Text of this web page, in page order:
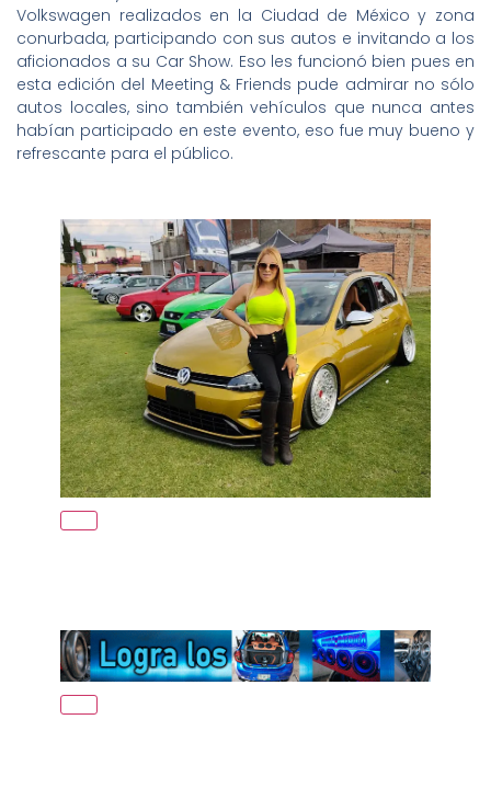
Volkswagen realizados en la Ciudad de México y zona
conurbada, participando con sus autos e invitando a los
aficionados a su Car Show. Eso les funcionó bien pues en
esta edición del Meeting & Friends pude admirar no sólo
autos locales, sino también vehículos que nunca antes
habían participado en este evento, eso fue muy bueno y
refrescante para el público.